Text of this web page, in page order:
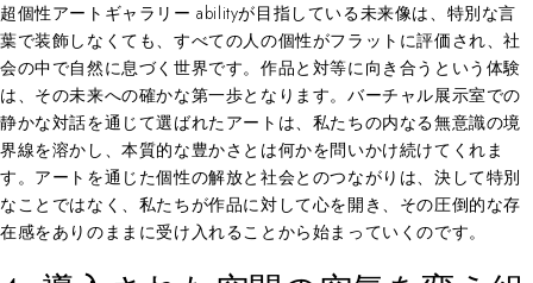
超個性アートギャラリー abilityが目指している未来像は、特別な言
葉で装飾しなくても、すべての人の個性がフラットに評価され、社
会の中で自然に息づく世界です。作品と対等に向き合うという体験
は、その未来への確かな第一歩となります。バーチャル展示室での
静かな対話を通じて選ばれたアートは、私たちの内なる無意識の境
界線を溶かし、本質的な豊かさとは何かを問いかけ続けてくれま
す。アートを通じた個性の解放と社会とのつながりは、決して特別
なことではなく、私たちが作品に対して心を開き、その圧倒的な存
在感をありのままに受け入れることから始まっていくのです。